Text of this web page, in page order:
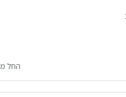
החל מ